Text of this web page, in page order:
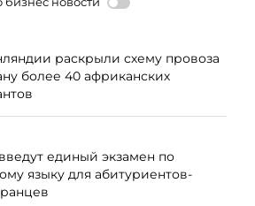
раскрыли схему провоза
более 40 африканских
единый экзамен по
языку для абитуриентов-